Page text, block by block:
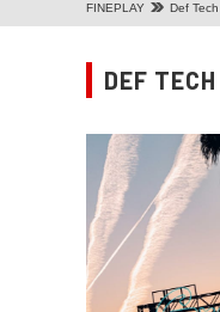
FINEPLAY Def Tech
DEF TECH